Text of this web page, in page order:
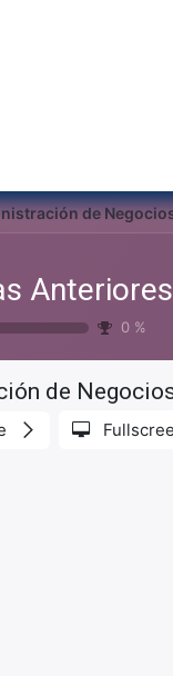
de Negocios GEN/OCT/
0 %
de